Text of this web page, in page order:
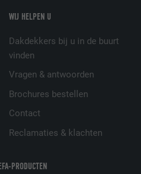
PRODUCTEN
WIJ HELPEN U
Dakdekkers bij u in de buurt
vinden
Vragen & antwoorden
Brochures bestellen
Contact
Reclamaties & klachten
van de gebruiker voor het
cookies voor niet-essentiële